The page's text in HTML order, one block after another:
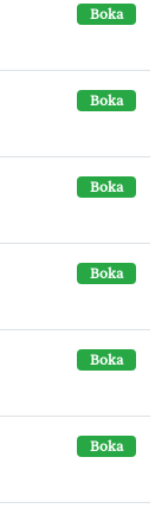
Boka
Boka
Boka
Boka
Boka
Boka